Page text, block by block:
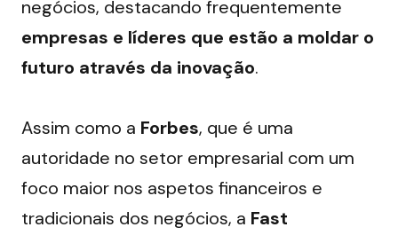
empresas e líderes que estão a moldar o
futuro através da inovação.
Assim como a Forbes, que é uma
autoridade no setor empresarial com um
foco maior nos aspetos financeiros e
tradicionais dos negócios, a Fast